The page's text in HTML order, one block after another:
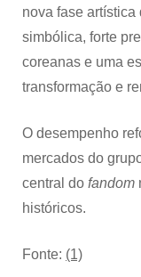
nova fase artística
simbólica, forte
coreanas e uma
transformação e
O desempenho
mercados do
central do fandom
históricos.
Fonte: (1)